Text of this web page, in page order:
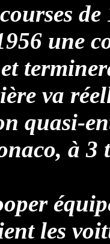
une
va
quasi-
à 3
les